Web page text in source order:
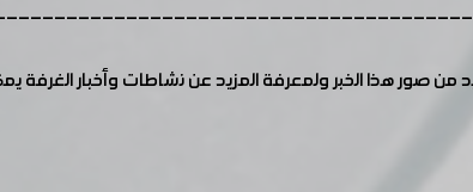
من صور هذا الخبر ولمعرفة المزيد عن نشاطات وأخبار